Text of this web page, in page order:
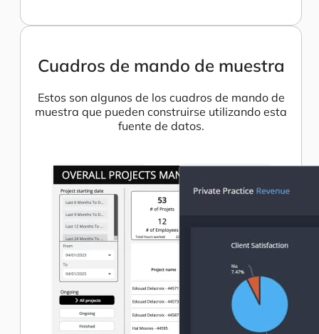
Cuadros de mando de muestra
Estos son algunos de los cuadros de mando de
muestra que pueden construirse utilizando esta
fuente de datos.